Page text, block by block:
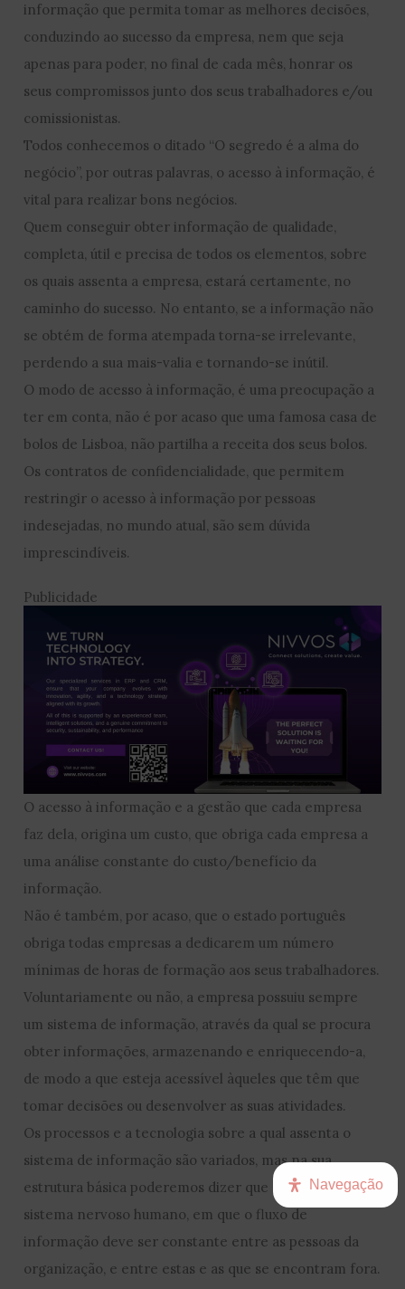
informação que permita tomar as melhores decisões,
conduzindo ao sucesso da empresa, nem que seja
apenas para poder, no final de cada mês, honrar os
seus compromissos junto dos seus trabalhadores e/ou
comissionistas.
Todos conhecemos o ditado “O segredo é a alma do
negócio”, por outras palavras, o acesso à informação, é
vital para realizar bons negócios.
Quem conseguir obter informação de qualidade,
completa, útil e precisa de todos os elementos, sobre
os quais assenta a empresa, estará certamente, no
caminho do sucesso. No entanto, se a informação não
se obtém de forma atempada torna-se irrelevante,
perdendo a sua mais-valia e tornando-se inútil.
O modo de acesso à informação, é uma preocupação a
ter em conta, não é por acaso que uma famosa casa de
bolos de Lisboa, não partilha a receita dos seus bolos.
Os contratos de confidencialidade, que permitem
restringir o acesso à informação por pessoas
indesejadas, no mundo atual, são sem dúvida
imprescindíveis.
Publicidade
O acesso à informação e a gestão que cada empresa
faz dela, origina um custo, que obriga cada empresa a
uma análise constante do custo/benefício da
informação.
Não é também, por acaso, que o estado português
obriga todas empresas a dedicarem um número
mínimas de horas de formação aos seus trabalhadores.
Voluntariamente ou não, a empresa possuiu sempre
um sistema de informação, através da qual se procura
obter informações, armazenando e enriquecendo-a,
de modo a que esteja acessível àqueles que têm que
tomar decisões ou desenvolver as suas atividades.
Os processos e a tecnologia sobre a qual assenta o
sistema de informação são variados, mas na sua
estrutura básica poderemos dizer que se assemelha ao
sistema nervoso humano, em que o fluxo de
informação deve ser constante entre as pessoas da
organização, e entre estas e as que se encontram fora.
Navegação